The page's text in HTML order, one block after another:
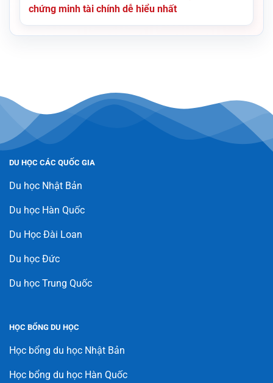
chứng minh tài chính dễ hiểu nhất
DU HỌC CÁC QUỐC GIA
Du học Nhật Bản
Du học Hàn Quốc
Du Học Đài Loan
Du học Đức
Du học Trung Quốc
HỌC BỔNG DU HỌC
Học bổng du học Nhật Bản
Học bổng du học Hàn Quốc